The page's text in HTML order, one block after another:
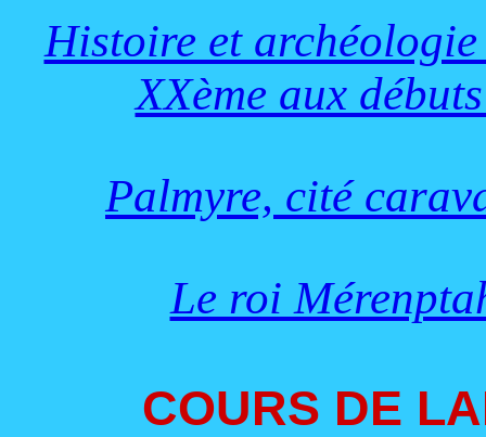
Histoire et
XXème aux
Palmyre, cité
Le roi
COURS DE